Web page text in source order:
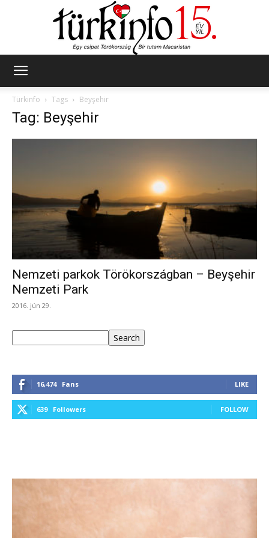
Türkinfo
Tags Beyşehir
Tag: Beyşehir
Nemzeti parkok Törökországban – Beyşehir
Nemzeti Park
2016. jún 29.
Search
16,474 Fans LIKE
639 Followers FOLLOW